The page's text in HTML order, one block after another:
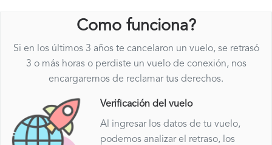
Como funciona?
Si en los últimos 3 años te cancelaron un vuelo, se retrasó
3 o más horas o perdiste un vuelo de conexión, nos
encargaremos de reclamar tus derechos.
Verificación del vuelo
Al ingresar los datos de tu vuelo,
podemos analizar el retraso, los